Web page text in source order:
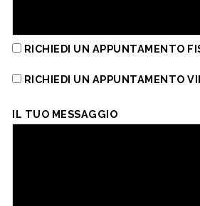
RICHIEDI UN APPUNTAMENTO
RICHIEDI UN APPUNTAMENTO
IL TUO MESSAGGIO